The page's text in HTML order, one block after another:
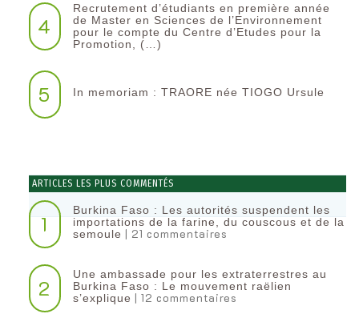
4
Recrutement d’étudiants en première année
de Master en Sciences de l’Environnement
pour le compte du Centre d’Etudes pour la
Promotion, (…)
5 In memoriam : TRAORE née TIOGO Ursule
ARTICLES LES PLUS COMMENTÉS
1
Burkina Faso : Les autorités suspendent les
importations de la farine, du couscous et de la
semoule | 21 commentaires
2
Une ambassade pour les extraterrestres au
Burkina Faso : Le mouvement raëlien
s’explique | 12 commentaires